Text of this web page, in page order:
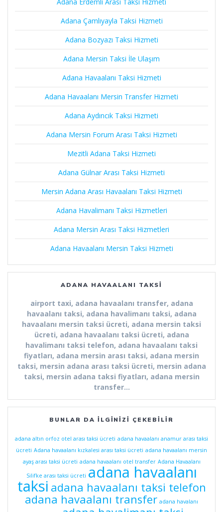
Adana Erdemli Arası Taksi Hizmeti
Adana Çamlıyayla Taksi Hizmeti
Adana Bozyazı Taksi Hizmeti
Adana Mersin Taksi İle Ulaşım
Adana Havaalanı Taksi Hizmeti
Adana Havaalanı Mersin Transfer Hizmeti
Adana Aydıncık Taksi Hizmeti
Adana Mersin Forum Arası Taksi Hizmeti
Mezitli Adana Taksi Hizmeti
Adana Gülnar Arası Taksi Hizmeti
Mersin Adana Arası Havaalanı Taksi Hizmeti
Adana Havalimanı Taksi Hizmetleri
Adana Mersin Arası Taksi Hizmetleri
Adana Havaalanı Mersin Taksi Hizmeti
ADANA HAVAALANI TAKSI
airport taxi, adana havaalanı transfer, adana
havaalanı taksi, adana havalimanı taksi, adana
havaalanı mersin taksi ücreti, adana mersin taksi
ücreti, adana havaalanı taksi ücreti, adana
havalimanı taksi telefon, adana havaalanı taksi
fiyatları, adana mersin arası taksi, adana mersin
taksi, mersin adana arası taksi ücreti, mersin adana
taksi, mersin adana taksi fiyatları, adana mersin
transfer…
BUNLAR DA İLGINIZI ÇEKEBILIR
adana altın orfoz otel arası taksi ücreti adana havaalanı anamur arası taksi
ücreti Adana havaalanı kızkalesi arası taksi ücreti adana havaalanı mersin
ayaş arası taksi ücreti adana havaalanı otel transfer Adana Havaalanı
Silifke arası taksi ücreti adana havaalanı
taksi adana havaalanı taksi telefon
adana havaalanı transfer adana havalanı